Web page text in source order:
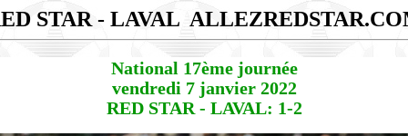
STAR - LAVAL
National 17ème journée
vendredi 7 janvier 2022
RED STAR - LAVAL: 1-2